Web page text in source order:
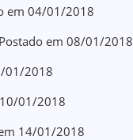
em 04/01/2018
em 08/01/2018
01/2018
01/2018
14/01/2018